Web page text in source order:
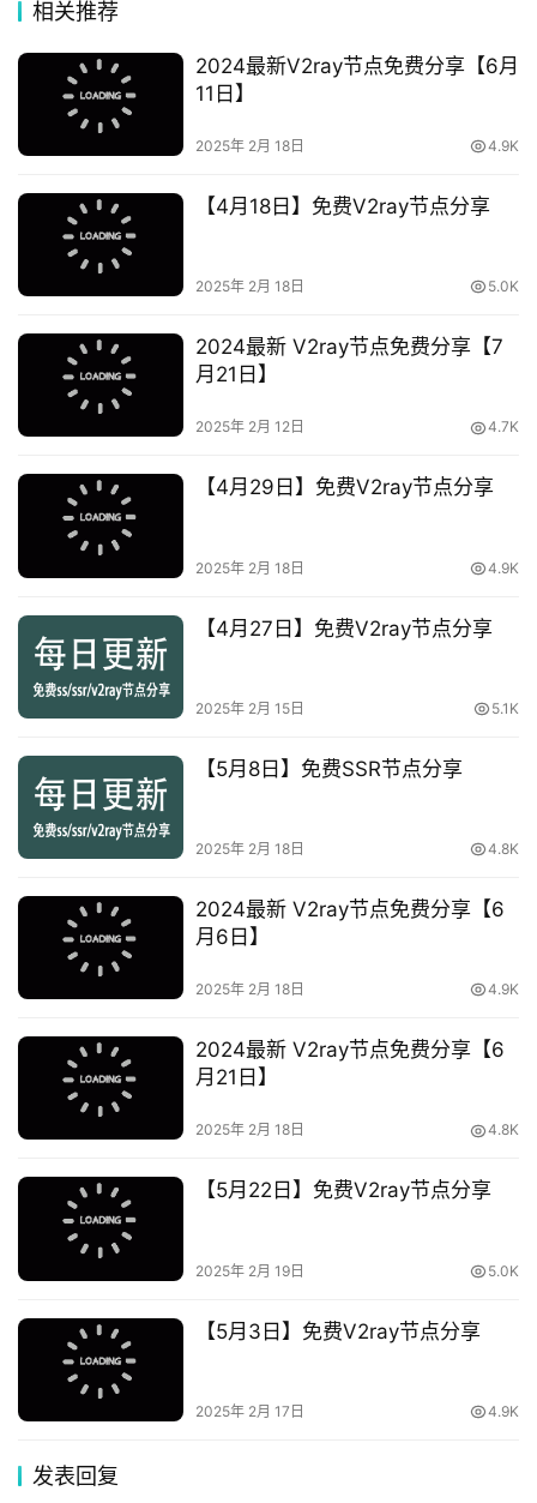
相关推荐
2024最新V2ray节点免费分享【6月
11日】
2025年 2月 18日 4.9K
【4月18日】免费V2ray节点分享
2025年 2月 18日 5.0K
2024最新 V2ray节点免费分享【7
月21日】
2025年 2月 12日 4.7K
【4月29日】免费V2ray节点分享
2025年 2月 18日 4.9K
【4月27日】免费V2ray节点分享
2025年 2月 15日 5.1K
【5月8日】免费SSR节点分享
2025年 2月 18日 4.8K
2024最新 V2ray节点免费分享【6
月6日】
2025年 2月 18日 4.9K
2024最新 V2ray节点免费分享【6
月21日】
2025年 2月 18日 4.8K
【5月22日】免费V2ray节点分享
2025年 2月 19日 5.0K
【5月3日】免费V2ray节点分享
2025年 2月 17日 4.9K
发表回复